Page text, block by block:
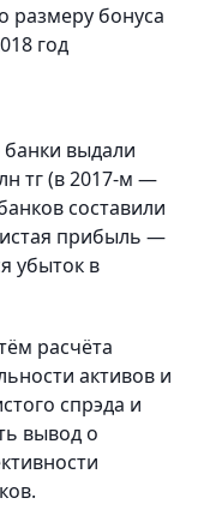
размеру бонуса
год
банки выдали
тг (в 2017-м —
составили
прибыль —
убыток в
расчёта
активов и
спрэда и
вывод о